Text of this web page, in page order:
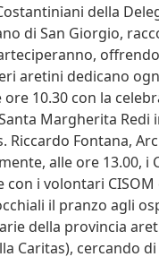
della
di San Giorgio,
aretini dedicano
10.30 con la
Margherita Redi
Riccardo Fontana,
alle ore 13.00,
con i volontari
il pranzo agli
della provincia
Caritas), cercando